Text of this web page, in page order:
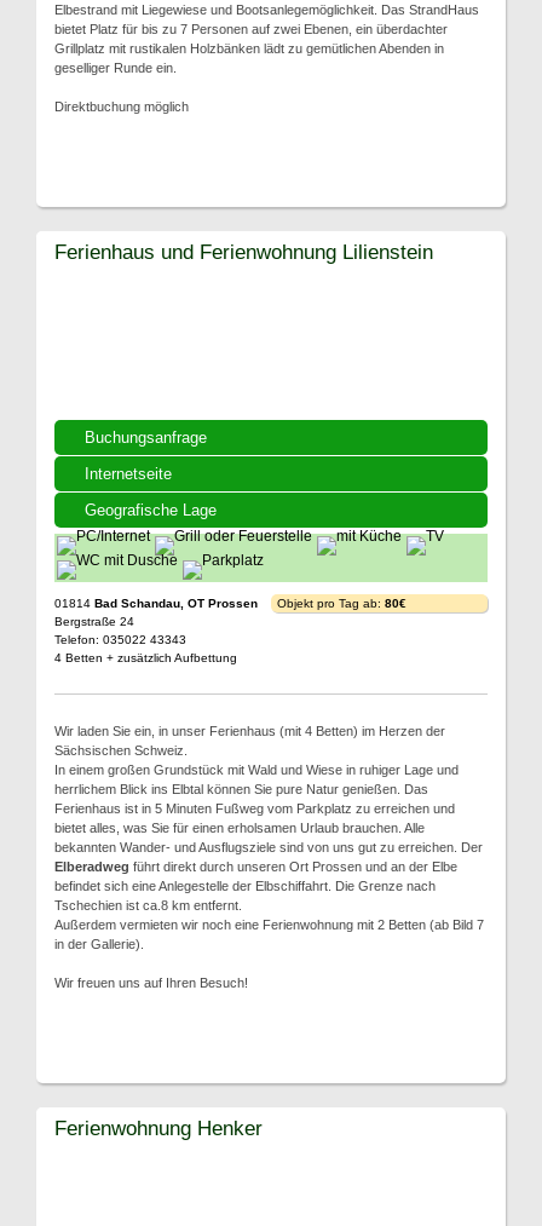
Elbestrand mit Liegewiese und Bootsanlegemöglichkeit. Das StrandHaus
bietet Platz für bis zu 7 Personen auf zwei Ebenen, ein überdachter
Grillplatz mit rustikalen Holzbänken lädt zu gemütlichen Abenden in
geselliger Runde ein.
Direktbuchung möglich
Buchungsanfrage
Internetseite
Geografische Lage
Ferienhaus und Ferienwohnung Lilienstein
01814 Bad Schandau, OT Prossen
Bergstraße 24
Telefon: 035022 43343
4 Betten + zusätzlich Aufbettung
Objekt pro Tag ab: 80€
Wir laden Sie ein, in unser Ferienhaus (mit 4 Betten) im Herzen der
Sächsischen Schweiz.
In einem großen Grundstück mit Wald und Wiese in ruhiger Lage und
herrlichem Blick ins Elbtal können Sie pure Natur genießen. Das
Ferienhaus ist in 5 Minuten Fußweg vom Parkplatz zu erreichen und
bietet alles, was Sie für einen erholsamen Urlaub brauchen. Alle
bekannten Wander- und Ausflugsziele sind von uns gut zu erreichen. Der
Elberadweg führt direkt durch unseren Ort Prossen und an der Elbe
befindet sich eine Anlegestelle der Elbschiffahrt. Die Grenze nach
Tschechien ist ca.8 km entfernt.
Außerdem vermieten wir noch eine Ferienwohnung mit 2 Betten (ab Bild 7
in der Gallerie).
Wir freuen uns auf Ihren Besuch!
Ferienwohnung Henker